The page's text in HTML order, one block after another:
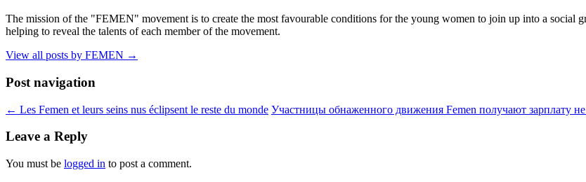
The mission of the "FEMEN" movement is to create the most favourable conditions for the young women to join up into a social
helping to reveal the talents of each member of the movement.
View all posts by FEMEN →
Post navigation
← Les Femen et leurs seins nus éclipsent le reste du monde Участницы обнаженного движения Femen получают зарплату
Leave a Reply
You must be logged in to post a comment.